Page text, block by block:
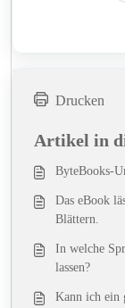
Drucken
Artikel in
ByteBooks-
Das eBook
Blättern.
In welche
lassen?
Kann ich ein